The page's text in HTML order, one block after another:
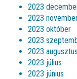
2023
2023
2023 október
2023
2023 augusztus
2023 július
2023 június